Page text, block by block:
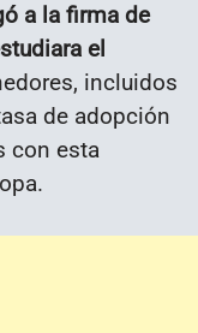
a la firma de
el
incluidos
de adopción
con esta